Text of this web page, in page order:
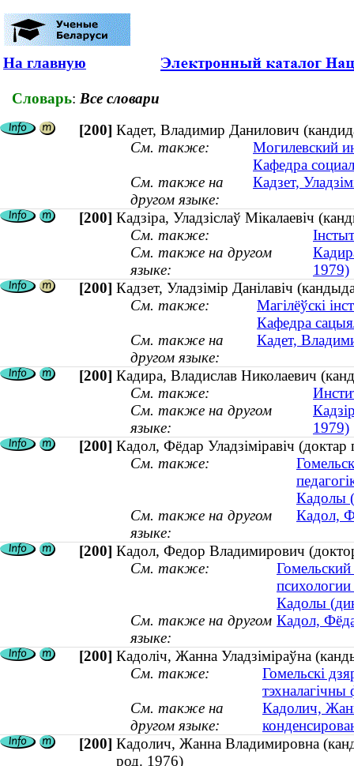
На главную
Словарь: Все словари
[200] Кадет, Владимир Данилович
См. также:
Могилевский
Кафедра
См. также на
другом языке:
Кадзет,
[200] Кадзіра, Уладзіслаў Мікалаевіч
См. также:
См. также на другом
языке:
1979)
[200] Кадзет, Уладзімір Данілавіч
См. также:
Магілёўскі
Кафедра
См. также на
другом языке:
Кадет,
[200] Кадира, Владислав Николаевич
См. также:
См. также на другом
языке:
1979)
[200] Кадол, Фёдар Уладзіміравіч
См. также:
Кадолы
См. также на другом
языке:
Кадол,
[200] Кадол, Федор Владимирович
См. также:
Кадолы
См. также на другом
языке:
Кадол,
[200] Кадоліч, Жанна Уладзіміраўна
См. также:
Гомельскі
тэхналагічны
См. также на
другом языке:
Кадолич,
[200] Кадолич, Жанна Владимировна
род. 1976)